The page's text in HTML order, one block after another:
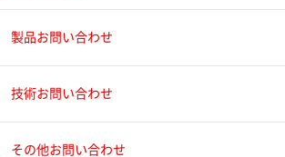
製品お問い合わせ
技術お問い合わせ
その他お問い合わせ